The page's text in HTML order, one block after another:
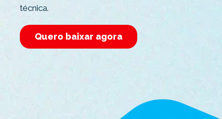
técnica.
Quero baixar agora